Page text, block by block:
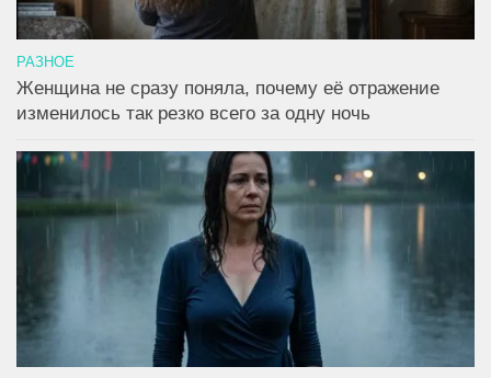
РАЗНОЕ
Женщина не сразу поняла, почему её отражение
изменилось так резко всего за одну ночь